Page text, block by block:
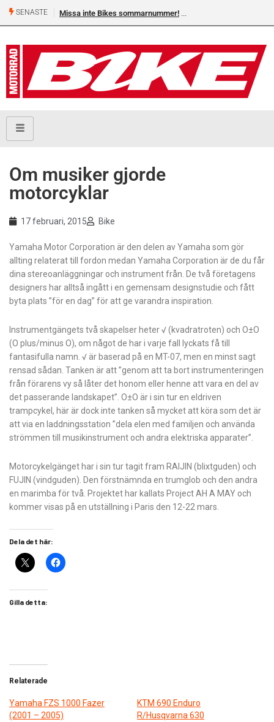
SENASTE Missa inte Bikes sommarnummer!
Om musiker gjorde
motorcyklar
17 februari, 2015 Bike
Yamaha Motor Corporation är den delen av Yamaha som gör
allting relaterat till fordon medan Yamaha Corporation är de du får
dina stereoanläggningar och instrument från. De två företagens
designers har alltså ingått i en gemensam designstudie och fått
byta plats ”för en dag” för att ge varandra inspiration.
Instrumentgängets två skapelser heter√ (kvadratroten) och O±O
(O plus/minus O), om något de har i varje fall lyckats få till
fantasifulla namn. √ är baserad på en MT-07, men en minst sagt
rensad sådan. Tanken är att ”genom att ta bort instrumenteringen
från förarens vy så låter det honom eller henne att vara en del av
det passerande landskapet”. O±O är i sin tur en eldriven
trampcykel, här är dock inte tanken så mycket att köra som det är
att via en laddningsstation ”dela elen med familjen och använda
strömmen till musikinstrument och andra elektriska apparater”.
Motorcykelgänget har i sin tur tagit fram RAIJIN (blixtguden) och
FUJIN (vindguden). Den förstnämnda en trumglob och den andra
en marimba för två. Projektet har kallats Project AH A MAY och
kommer visas på en utställning i Paris den 12-22 mars.
Dela det här:
Gilla detta:
Relaterade
Yamaha FZS 1000 Fazer
(2001 – 2005)
KTM 690 Enduro
R/Husqvarna 630